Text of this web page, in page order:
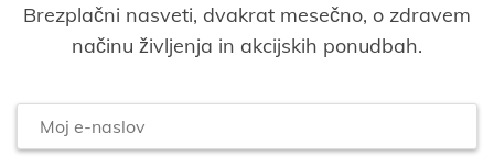
Brezplačni nasveti, dvakrat mesečno, o zdravem
načinu življenja in akcijskih ponudbah.
Moj
naslov